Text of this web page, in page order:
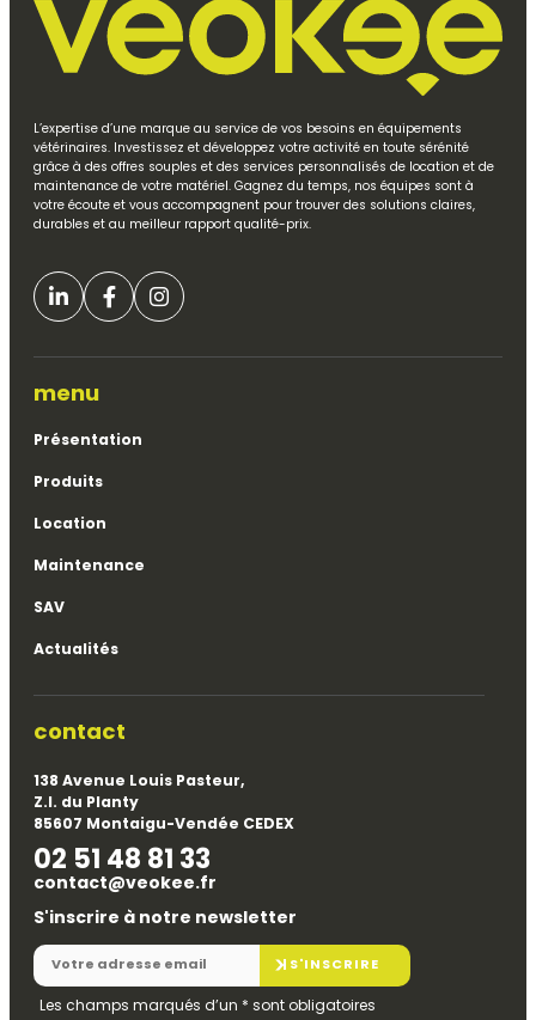
L’expertise d’une marque au service de vos besoins en équipements
vétérinaires. Investissez et développez votre activité en toute sérénité
grâce à des offres souples et des services personnalisés de location et de
maintenance de votre matériel. Gagnez du temps, nos équipes sont à
votre écoute et vous accompagnent pour trouver des solutions claires,
durables et au meilleur rapport qualité-prix.
menu
Présentation
Produits
Location
Maintenance
SAV
Actualités
contact
138 Avenue Louis Pasteur,
Z.I. du Planty
85607 Montaigu-Vendée CEDEX
02 51 48 81 33
contact@veokee.fr
S'inscrire à notre newsletter
S'INSCRIRE
Les champs marqués d’un * sont obligatoires